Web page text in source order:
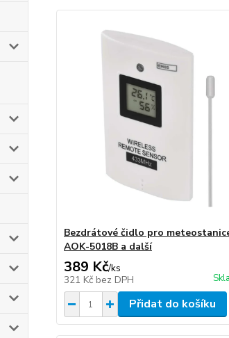
Bezdrátové čidlo pro
AOK-5018B a další
389 Kč/ks
321 Kč bez DPH
Přidat do košíku